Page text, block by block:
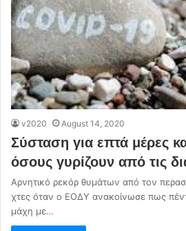
v2020 August 14, 2020
Σύσταση για επτά μέρες
όσους γυρίζουν από τις
Αρνητικό ρεκόρ θυμάτων από τον
χτες όταν ο ΕΟΔΥ ανακοίνωσε πως
μάχη με…